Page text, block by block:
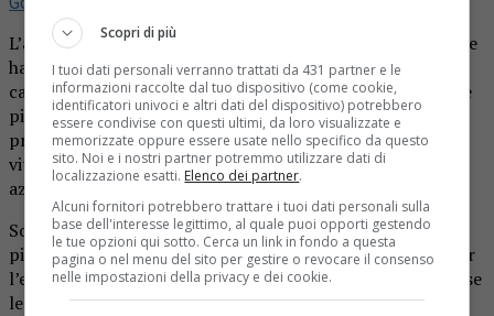
L’assessorato all’Agricoltura e cibo della Regione Piemonte
ha pubblicato il bando OCM Vino investimenti per la
campagna 2023/2024 a sostegno delle aziende vitivinicole
piemontesi per la realizzazione di punti vendita adibiti
prevalentemente alla commercializzazione dei prodotti
vitivinicoli, localizzati all’interno o all’esterno delle
aziende.
Sono compresi l’acquisto di attrezzature informatiche e
piattaforme per i punti vendita aziendali, investimenti per
l’esposizione e la vendita dei prodotti vitivinicoli, comprese
le sale di degustazione.
Scopri di più
I tuoi dati personali verranno trattati da 431 partner e le
informazioni raccolte dal tuo dispositivo (come cookie,
identificatori univoci e altri dati del dispositivo) potrebbero
essere condivise con questi ultimi, da loro visualizzate e
memorizzate oppure essere usate nello specifico da questo
sito. Noi e i nostri partner potremmo utilizzare dati di
localizzazione esatti. Elenco dei partner.
Alcuni fornitori potrebbero trattare i tuoi dati personali sulla
base dell'interesse legittimo, al quale puoi opporti gestendo
le tue opzioni qui sotto. Cerca un link in fondo a questa
pagina o nel menu del sito per gestire o revocare il consenso
nelle impostazioni della privacy e dei cookie.